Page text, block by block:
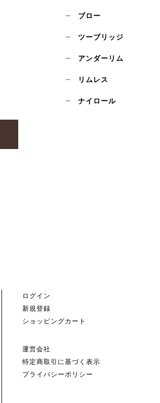
ブロー
ツーブリッジ
アンダーリム
リムレス
ナイロール
ログイン
新規登録
ショッピングカート
運営会社
特定商取引に基づく表示
プライバシーポリシー